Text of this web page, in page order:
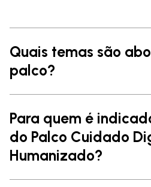
Quais temas são
palco?
Para quem é
do Palco Cuidado
Humanizado?